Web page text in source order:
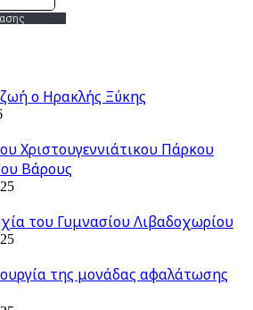
o Ηρακλής Ξύκης
Χριστουγεννιάτικου Πάρκου
Βάρους
του Γυμνασίου Λιβαδοχωρίου
της μονάδας αφαλάτωσης